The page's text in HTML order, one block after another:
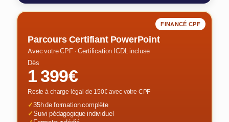
FINANCÉ CPF
Parcours Certifiant PowerPoint
Avec votre CPF · Certification ICDL incluse
Dès
1 399€
Reste à charge légal de 150€ avec votre CPF
✓35h de formation complète
✓Suivi pédagogique individuel